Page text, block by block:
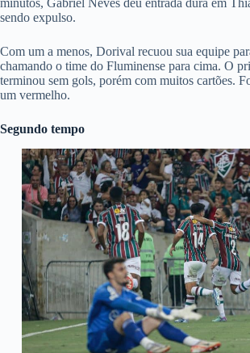
minutos, Gabriel Neves deu entrada dura em
sendo expulso.
Com um a menos, Dorival recuou sua equipe
chamando o time do Fluminense para cima. O
terminou sem gols, porém com muitos cartões.
um vermelho.
Segundo tempo